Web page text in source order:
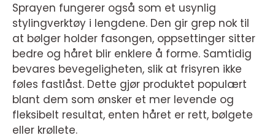
Sprayen fungerer også som et usynlig
stylingverktøy i lengdene. Den gir grep nok til
at bølger holder fasongen, oppsettinger sitter
bedre og håret blir enklere å forme. Samtidig
bevares bevegeligheten, slik at frisyren ikke
føles fastlåst. Dette gjør produktet populært
blant dem som ønsker et mer levende og
fleksibelt resultat, enten håret er rett, bølgete
eller krøllete.